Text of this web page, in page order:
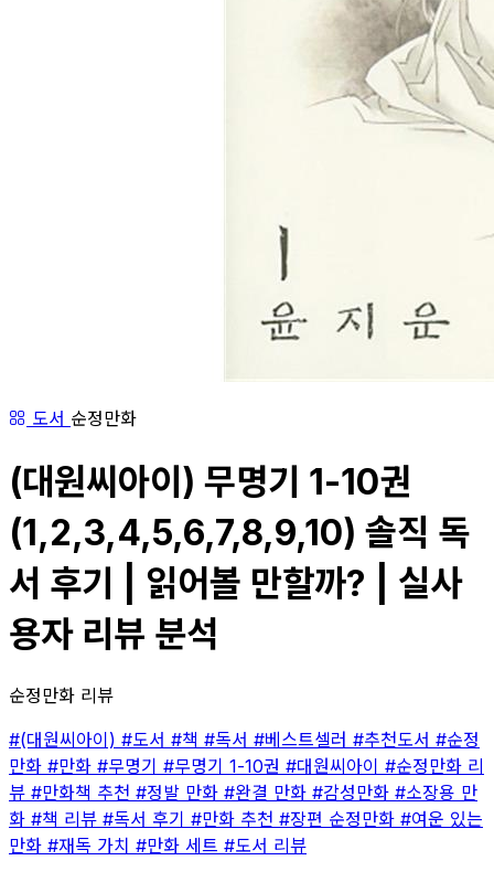
도서 순정만화
(대원씨아이) 무명기 1-10권
(1,2,3,4,5,6,7,8,9,10) 솔직 독
서 후기 | 읽어볼 만할까? | 실사
용자 리뷰 분석
순정만화 리뷰
#(대원씨아이) #도서 #책 #독서 #베스트셀러 #추천도서 #순정
만화 #만화 #무명기 #무명기 1-10권 #대원씨아이 #순정만화 리
뷰 #만화책 추천 #정발 만화 #완결 만화 #감성만화 #소장용 만
화 #책 리뷰 #독서 후기 #만화 추천 #장편 순정만화 #여운 있는
만화 #재독 가치 #만화 세트 #도서 리뷰